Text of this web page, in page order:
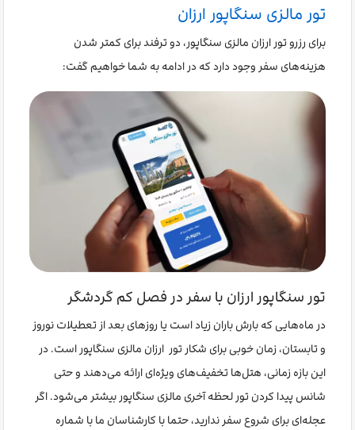
تور مالزی سنگاپور ارزان
برای رزرو تور ارزان مالزی سنگاپور، دو ترفند برای کمتر شدن
هزینه‌های سفر وجود دارد که در ادامه به شما خواهیم گفت:
تور سنگاپور ارزان با سفر در فصل کم گردشگر
در ماه‌هایی که بارش باران زیاد است یا روزهای بعد از تعطیلات نوروز
و تابستان، زمان خوبی برای شکار تور ارزان مالزی سنگاپور است. در
این بازه زمانی، هتل‌ها تخفیف‌های ویژه‌ای ارائه می‌دهند و حتی
شانس پیدا کردن تور لحظه آخری مالزی سنگاپور بیشتر می‌شود. اگر
عجله‌ای برای شروع سفر ندارید، حتما با کارشناسان ما با شماره